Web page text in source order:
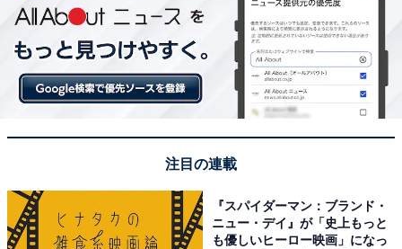
「温泉施設によって湯色に違いがあり、湯めぐりが
楽しめるから」（40代女性／神奈川県）
「多彩な泉質と、雪景色の「こけし通り」が魅力。
硫黄の香りと湯煙に包まれながら、温泉街散策を楽
しめる」（40代男性／広島県）
注目の連載
『スパイダーマン：ブランド・
ニュー・デイ』が「史上もっと
も優しいヒーロー映画」になっ